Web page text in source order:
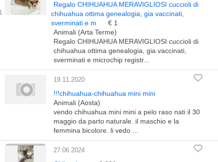
Regalo CHIHUAHUA MERAVIGLIOSI cuccioli di
chihuahua ottima genealogia, gia vaccinati,
sverminati e m
€ 1
Animali (Arta Terme)
Regalo CHIHUAHUA MERAVIGLIOSI cuccioli di
chihuahua ottima genealogia, gia vaccinati,
sverminati e microchip registr...
19.11.2020
!!!chihuahua-chihuahua mini mini
Animali (Aosta)
vendo chihuahua mini mini a pelo raso nati il 30
maggio da parto naturale. il maschio e la
femmina bicolore. li vedo ...
27.06.2024